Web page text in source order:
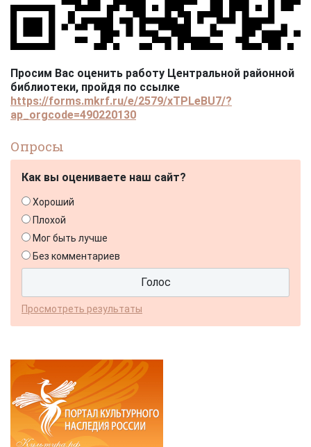
Просим Вас оценить работу Центральной районной
библиотеки, пройдя по ссылке
https://forms.mkrf.ru/e/2579/xTPLeBU7/?
ap_orgcode=490220130
Опросы
Как вы оцениваете наш сайт?
Хороший
Плохой
Мог быть лучше
Без комментариев
Просмотреть результаты